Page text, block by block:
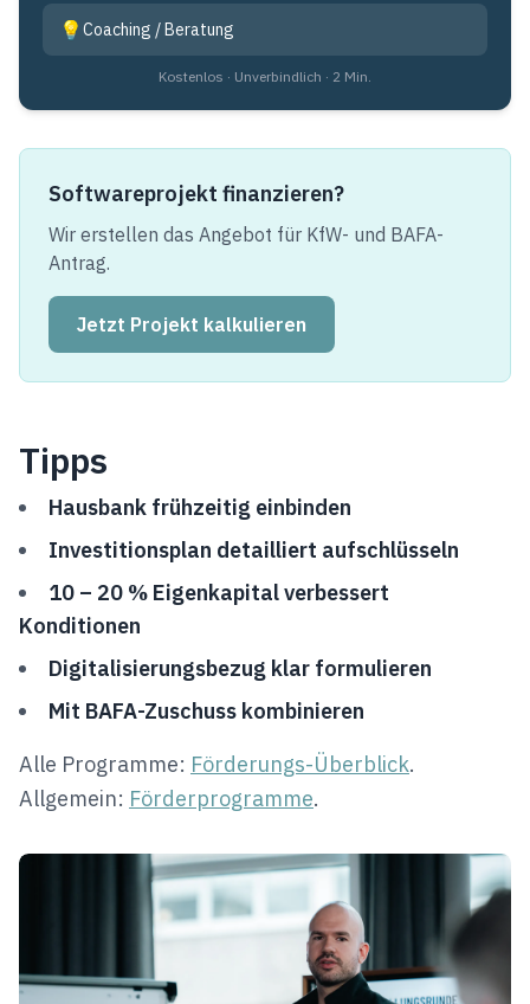
💡 Coaching / Beratung
Kostenlos · Unverbindlich · 2 Min.
Softwareprojekt finanzieren?
Wir erstellen das Angebot für KfW- und BAFA-
Antrag.
Jetzt Projekt kalkulieren
Tipps
Hausbank frühzeitig einbinden
Investitionsplan detailliert aufschlüsseln
10 – 20 % Eigenkapital verbessert
Konditionen
Digitalisierungsbezug klar formulieren
Mit BAFA-Zuschuss kombinieren
Alle Programme: Förderungs-Überblick.
Allgemein: Förderprogramme.